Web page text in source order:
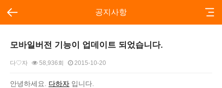
공지사항
모바일버전 기능이 업데이트 되었습니다.
다♡자 58,936회 2015-10-20
본문
안녕하세요. 다하자 입니다.